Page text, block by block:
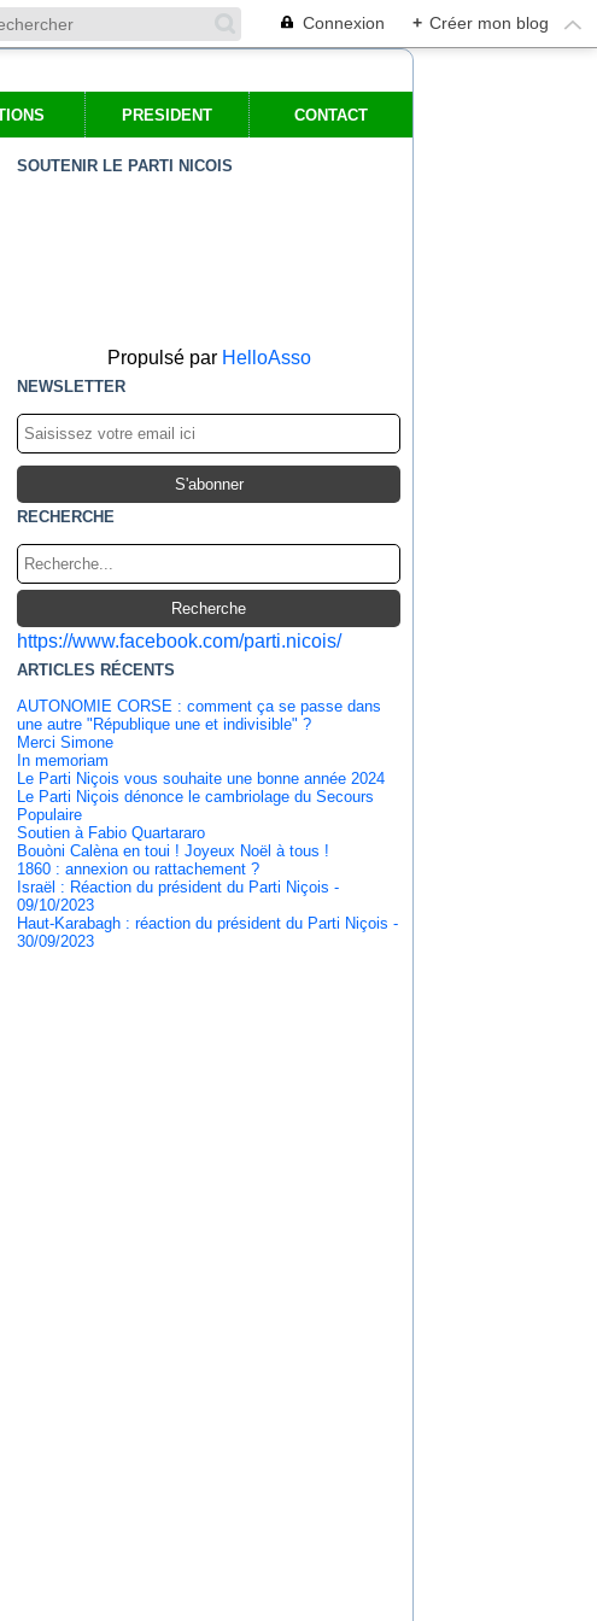
Connexion + Créer mon blog
PRESIDENT CONTACT
SOUTENIR LE PARTI NICOIS
Propulsé par HelloAsso
NEWSLETTER
RECHERCHE
https://www.facebook.com/parti.nicois/
ARTICLES RÉCENTS
AUTONOMIE CORSE : comment ça se passe dans
une autre "République une et indivisible" ?
Merci Simone
In memoriam
Le Parti Niçois vous souhaite une bonne année 2024
Le Parti Niçois dénonce le cambriolage du Secours
Populaire
Soutien à Fabio Quartararo
Bouòni Calèna en toui ! Joyeux Noël à tous !
1860 : annexion ou rattachement ?
Israël : Réaction du président du Parti Niçois -
09/10/2023
Haut-Karabagh : réaction du président du Parti Niçois -
30/09/2023